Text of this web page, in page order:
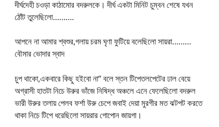
দীর্ঘদেহী চওড়া কাঠামোর বদরুলকে। দীর্ঘ একটা মিনিট চুম্বন শেষে যখন
ঠোঁট তুলেছিলো……….
আপনে না আমার শ্বশুর,গলায় চরম ঘৃণা ফুটিয়ে বলেছিলো সায়রা………
বৌমার ভোদার স্বাদ
চুপ থাকো,একবারে কিছু হইবো না” বলে স্তন টিপেতলপেটের ঢাল বেয়ে
অগ্রাসী হাতটা নিচে উরুর ভাঁজে নিষিদ্ধ অঞ্চলে এনে ফেলেছিলো বদরুল
ভারী উরুর তলায় পেলব ফর্শা উরু চেপে জবাই দেয়া মুরগীর মত ঝটপট করতে
থাকা নিচে টিপে ধরেছিলো সায়রার গোপোন জায়গা।